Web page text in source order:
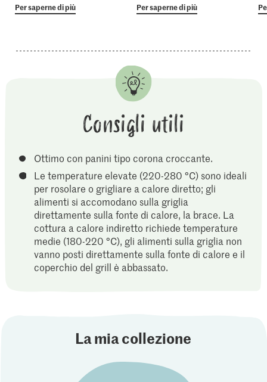
Per saperne di più Per saperne di più
Consigli utili
Ottimo con panini tipo corona croccante.
Le temperature elevate (220-280 °C) sono ideali
per rosolare o grigliare a calore diretto; gli
alimenti si accomodano sulla griglia
direttamente sulla fonte di calore, la brace. La
cottura a calore indiretto richiede temperature
medie (180-220 °C), gli alimenti sulla griglia non
vanno posti direttamente sulla fonte di calore e il
coperchio del grill è abbassato.
La mia collezione